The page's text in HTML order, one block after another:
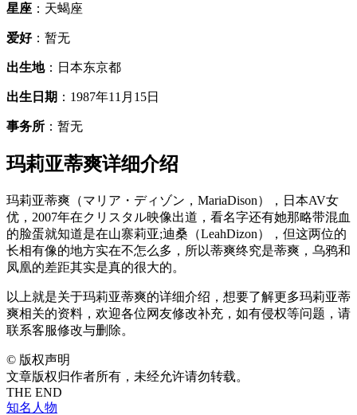
星座 ：天蝎座
爱好：暂无
出生地：日本东京都
出生日期 ：1987年11月15日
事务所 ：暂无
玛莉亚蒂爽详细介绍
玛莉亚蒂爽（マリア・ディゾン，MariaDison），日本AV女
优，2007年在クリスタル映像出道，看名字还有她那略带混血
的脸蛋就知道是在山寨莉亚;迪桑（LeahDizon），但这两位的
长相有像的地方实在不怎么多，所以蒂爽终究是蒂爽，乌鸦和
凤凰的差距其实是真的很大的。
以上就是关于玛莉亚蒂爽的详细介绍，想要了解更多玛莉亚蒂
爽相关的资料，欢迎各位网友修改补充，如有侵权等问题，请
联系客服修改与删除。
© 版权声明
文章版权归作者所有，未经允许请勿转载。
THE END
知名人物